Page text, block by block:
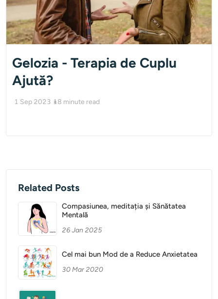
Gelozia - Terapia de Cuplu
Ajută?
1 Sep 2023 18 minute read
Related Posts
Compasiunea, meditația și Sănătatea
Mentală
26 Jan 2025
Cel mai bun Mod de a Reduce Anxietatea
30 Mar 2020